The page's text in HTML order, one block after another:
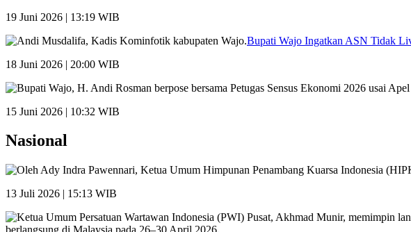
19 Juni 2026 | 13:19 WIB
Bupati Wajo Ingatkan ASN Tidak
18 Juni 2026 | 20:00 WIB
15 Juni 2026 | 10:32 WIB
Nasional
13 Juli 2026 | 15:13 WIB